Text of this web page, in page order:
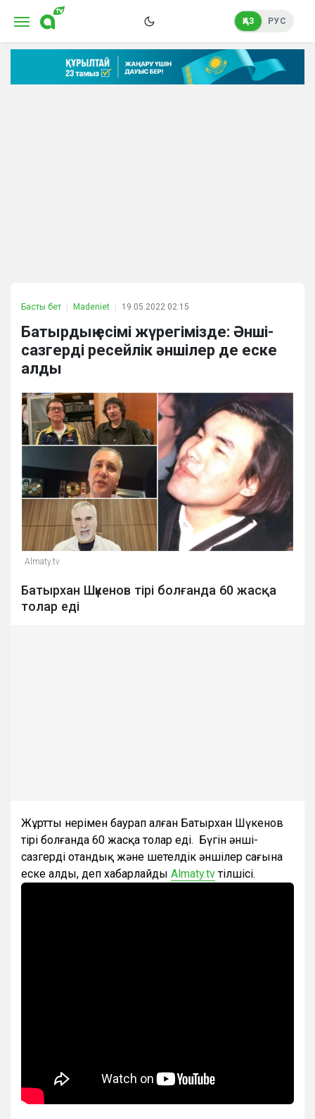
ҚАЗ РУС
Басты бет Madeniet 19.05.2022 02:15
Батырдың есімі жүрегімізде: Әнші-
сазгерді ресейлік әншілер де еске
алды
Almaty.tv
Батырхан Шүкенов тірі болғанда 60 жасқа
толар еді
Жұртты өнерімен баурап алған Батырхан Шүкенов
тірі болғанда 60 жасқа толар еді. Бүгін әнші-
сазгерді отандық және шетелдік әншілер сағына
еске алды, деп хабарлайды Almaty.tvтілшісі.